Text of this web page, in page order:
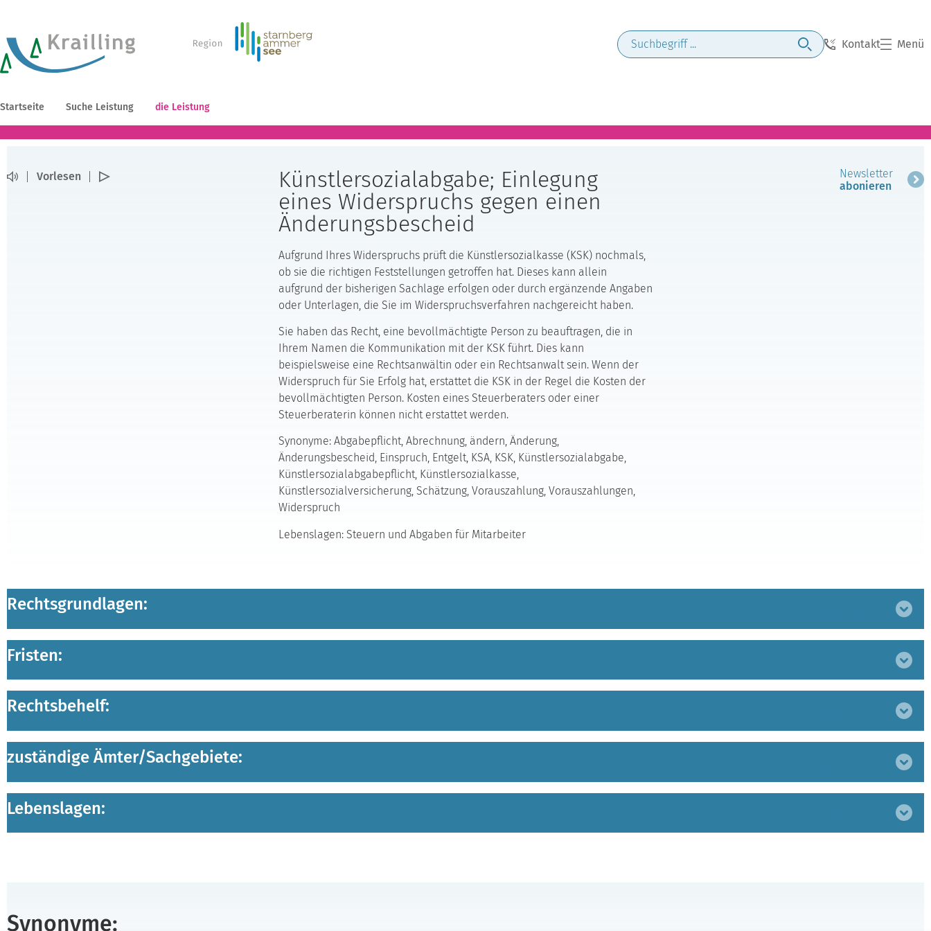
Kontakt Menü
Startseite Suche Leistung die Leistung
Vorlesen
Künstlersozialabgabe; Einlegung
eines Widerspruchs gegen einen
Änderungsbescheid
Aufgrund Ihres Widerspruchs prüft die Künstlersozialkasse (KSK) nochmals,
ob sie die richtigen Feststellungen getroffen hat. Dieses kann allein
aufgrund der bisherigen Sachlage erfolgen oder durch ergänzende Angaben
oder Unterlagen, die Sie im Widerspruchsverfahren nachgereicht haben.
Sie haben das Recht, eine bevollmächtigte Person zu beauftragen, die in
Ihrem Namen die Kommunikation mit der KSK führt. Dies kann
beispielsweise eine Rechtsanwältin oder ein Rechtsanwalt sein. Wenn der
Widerspruch für Sie Erfolg hat, erstattet die KSK in der Regel die Kosten der
bevollmächtigten Person. Kosten eines Steuerberaters oder einer
Steuerberaterin können nicht erstattet werden.
Synonyme: Abgabepflicht, Abrechnung, ändern, Änderung,
Änderungsbescheid, Einspruch, Entgelt, KSA, KSK, Künstlersozialabgabe,
Künstlersozialabgabepflicht, Künstlersozialkasse,
Künstlersozialversicherung, Schätzung, Vorauszahlung, Vorauszahlungen,
Widerspruch
Lebenslagen: Steuern und Abgaben für Mitarbeiter
Newsletter
abonieren
Rechtsgrundlagen:
Fristen:
Rechtsbehelf:
zuständige Ämter/Sachgebiete:
Lebenslagen:
Synonyme: